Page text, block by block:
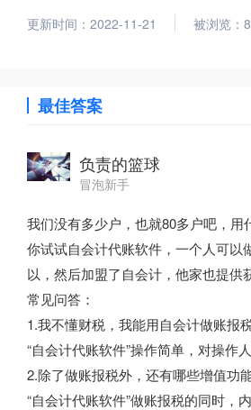
更新时间：2022-11-21 被浏览：
最佳答案
负责的篮球
冒泡新手
我们没有多少户，也就80多户吧，用
你试试自会计代账软件，一个人可以
以，然后加盟了自会计，他家也提供
常见问答：
1.我不懂财税，我能用自会计做账报
“自会计代账软件”操作简单，对操作
2.除了做账报税外，还有哪些增值功
“自会计代账软件”做账报税的同时，